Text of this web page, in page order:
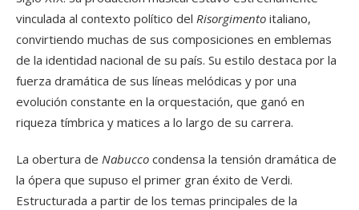
vinculada al contexto político del Risorgimento italiano,
convirtiendo muchas de sus composiciones en emblemas
de la identidad nacional de su país. Su estilo destaca por la
fuerza dramática de sus líneas melódicas y por una
evolución constante en la orquestación, que ganó en
riqueza tímbrica y matices a lo largo de su carrera.
La obertura de Nabucco condensa la tensión dramática de
la ópera que supuso el primer gran éxito de Verdi.
Estructurada a partir de los temas principales de la